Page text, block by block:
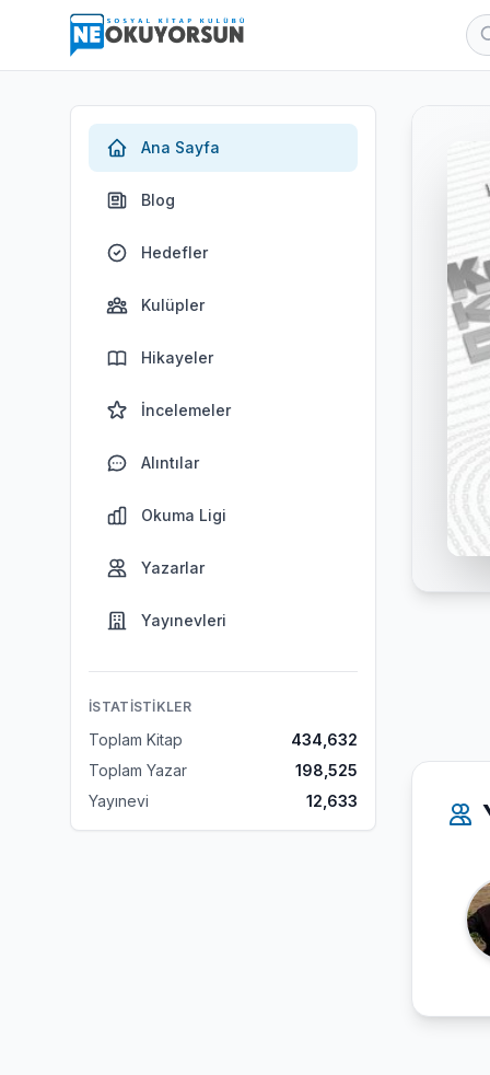
Ana Sayfa
Blog
Hedefler
Kulüpler
Hikayeler
İncelemeler
Alıntılar
Okuma Ligi
Yazarlar
Yayınevleri
İSTATISTIKLER
Toplam Kitap
434,632
Toplam Yazar
198,525
Yayınevi
12,633